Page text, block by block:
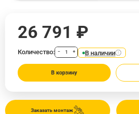
Заказать монтаж
26 791 ₽
Количество: − + В наличии
В корзину